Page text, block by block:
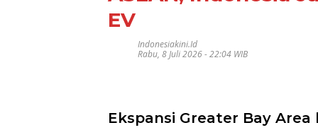
EV
Indonesiakini.id
Rabu, 8 Juli 2026 - 22:04 WIB
Ekspansi Greater Bay Area